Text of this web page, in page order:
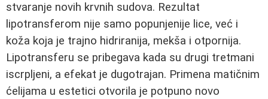
stvaranje novih krvnih sudova. Rezultat
lipotransferom nije samo popunjenije lice, već i
koža koja je trajno hidriranija, mekša i otpornija.
Lipotransferu se pribegava kada su drugi tretmani
iscrpljeni, a efekat je dugotrajan. Primena matičnim
ćelijama u estetici otvorila je potpuno novo